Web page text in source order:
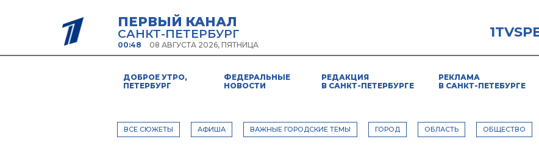
ПЕРВЫЙ КАНАЛ
САНКТ-ПЕТЕРБУРГ
00:48 08 АВГУСТА 2026, ПЯТНИЦА
ДОБРОЕ УТРО,
ПЕТЕРБУРГ
ФЕДЕРАЛЬНЫЕ
НОВОСТИ
РЕДАКЦИЯ
В САНКТ-ПЕТЕРБУРГЕ
РЕКЛАМА
В САНКТ-ПЕТЕБУРГЕ
ВСЕ СЮЖЕТЫ АФИША ВАЖНЫЕ ГОРОДСКИЕ ТЕМЫ ГОРОД ОБЛАСТЬ ОБЩЕСТВО